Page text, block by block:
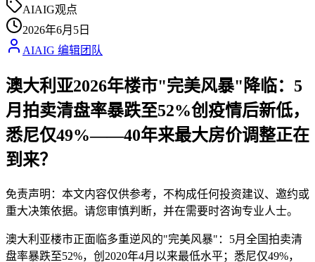
AIAIG观点
2026年6月5日
AIAIG 编辑团队
澳大利亚2026年楼市"完美风暴"降临：5
月拍卖清盘率暴跌至52%创疫情后新低，
悉尼仅49%——40年来最大房价调整正在
到来？
免责声明：本文内容仅供参考，不构成任何投资建议、邀约或
重大决策依据。请您审慎判断，并在需要时咨询专业人士。
澳大利亚楼市正面临多重逆风的"完美风暴"：5月全国拍卖清
盘率暴跌至52%，创2020年4月以来最低水平；悉尼仅49%，